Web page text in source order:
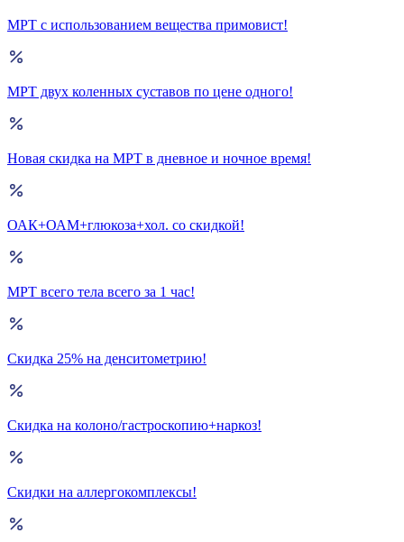
МРТ с использованием вещества примовист!
МРТ двух коленных суставов по цене одного!
Новая скидка на МРТ в дневное и ночное время!
ОАК+ОАМ+глюкоза+хол. со скидкой!
МРТ всего тела всего за 1 час!
Скидка 25% на денситометрию!
Скидка на колоно/гастроскопию+наркоз!
Скидки на аллергокомплексы!